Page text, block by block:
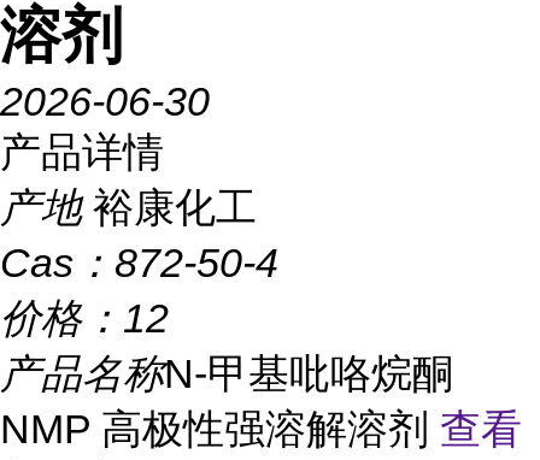
溶剂
2026-06-30
产品详情
产地 裕康化工
Cas： 872-50-4
价格： 12
产品名称N-甲基吡咯烷酮
NMP 高极性强溶解溶剂 查看